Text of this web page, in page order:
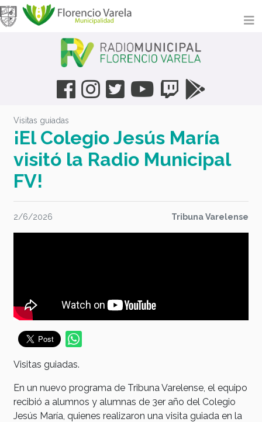
Visitas guiadas
¡El Colegio Jesús María
visitó la Radio Municipal
FV!
2/6/2026 Tribuna Varelense
Visitas guiadas.
En un nuevo programa de Tribuna Varelense, el equipo
recibió a alumnos y alumnas de 3er año del Colegio
Jesús María, quienes realizaron una visita guiada en la